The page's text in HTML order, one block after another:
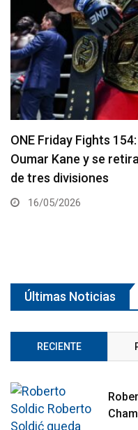
ONE Friday Fights
Oumar Kane y se
de tres divisiones
16/05/2026
Últimas Noticias
RECIENTE